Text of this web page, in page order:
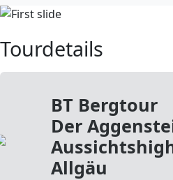
Tourdetails
BT Bergtour
Der
Allgäu